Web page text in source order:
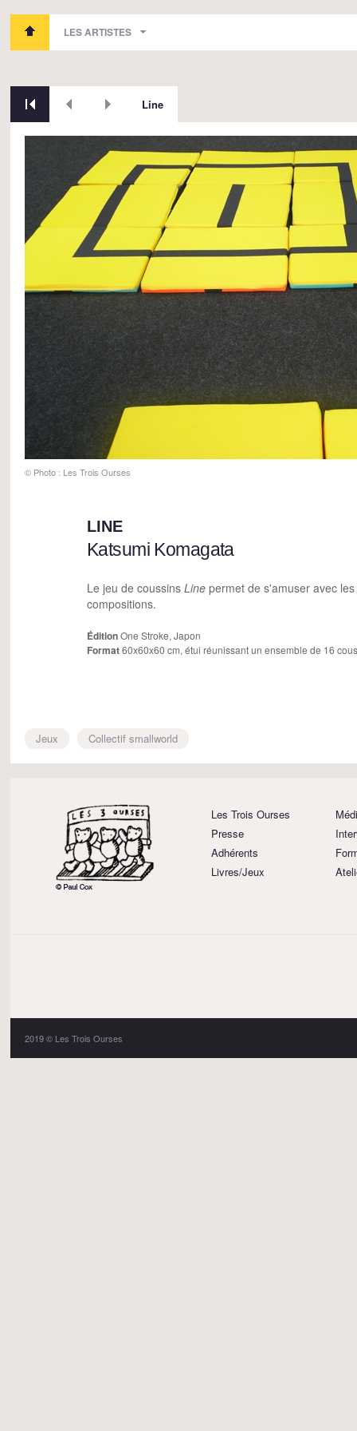
LES ARTISTES
Line
© Photo : Les Trois Ourses
LINE
Katsumi Komagata
Le jeu de coussins Line permet de s'amuser avec
compositions.
ÉditionOne Stroke, Japon
Format60x60x60 cm, étui réunissant un ensemble de 16
Jeux Collectif smallworld
Les Trois Ourses
Presse
Adhérents
Livres/Jeux
2019 © Les Trois Ourses